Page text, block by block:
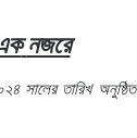
নজরে
সালের তারিখ অনুষ্ঠিত